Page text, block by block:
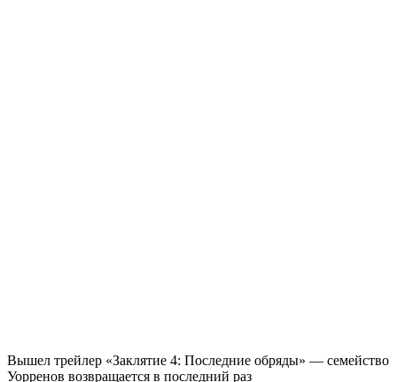
Вышел трейлер «Заклятие 4: Последние обряды» — семейство
Уорренов возвращается в последний раз